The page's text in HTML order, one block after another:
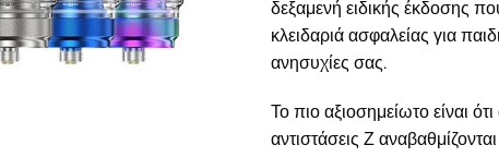
δεξαμενή ειδικής έκδοσης
κλειδαριά ασφαλείας για
ανησυχίες σας.
Το πιο αξιοσημείωτο είναι ότι
αντιστάσεις Ζ